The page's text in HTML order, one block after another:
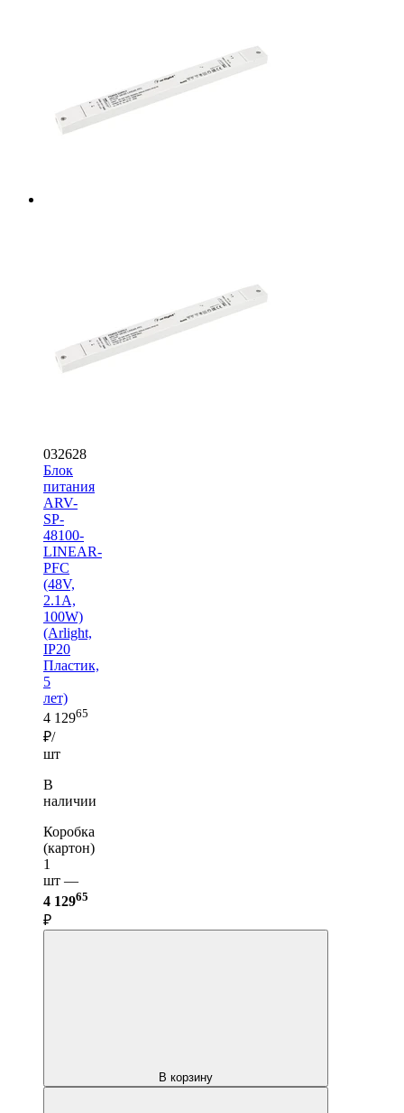
032628
Блок
питания
ARV-
SP-
48100-
LINEAR-
PFC
(48V,
2.1A,
100W)
(Arlight,
IP20
Пластик,
5
лет)
4 12965
₽/
шт
В
наличии
Коробка
(картон)
1
шт —
4 12965
₽
В корзину